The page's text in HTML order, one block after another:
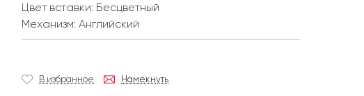
Цвет вставки: Бесцветный
Механизм: Английский
В избранное Намекнуть